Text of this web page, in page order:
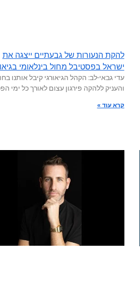
להקת הנעורות של גבעתיים ייצגה את
ישראל בפסטיבל מחול בינלאומי
עדי גבאי-לב: הקהל הגיאורגי קיבל אותנו
והעניק ללהקה פירגון עצום לאורך כל ימי
קרא עוד »